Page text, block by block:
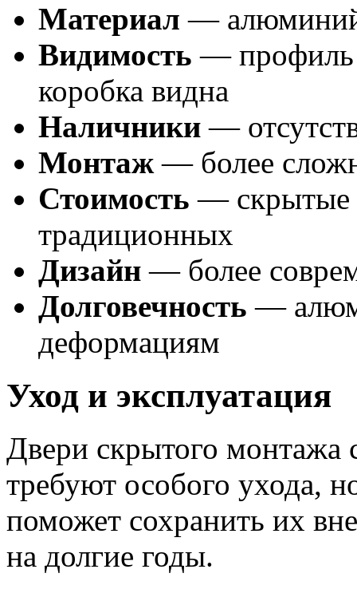
Материал —
Видимость — профиль
коробка видна
Наличники —
Монтаж — более
Стоимость — скрытые
традиционных
Дизайн — более
Долговечность —
деформациям
Уход и эксплуатация
Двери скрытого
требуют особого ухода,
поможет сохранить их
на долгие годы.